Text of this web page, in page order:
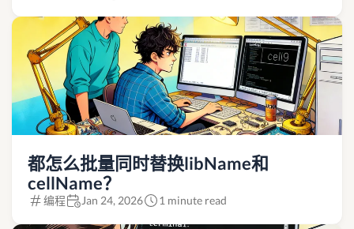
都怎么批量同时替换libName和
cellName？
编程 Jan 24, 2026 1 minute read